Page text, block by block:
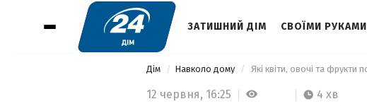
ЗАТИШНИЙ ДІМ СВОЇМИ РУКАМИ
Дім Навколо дому
12 червня, 16:25 4 хв